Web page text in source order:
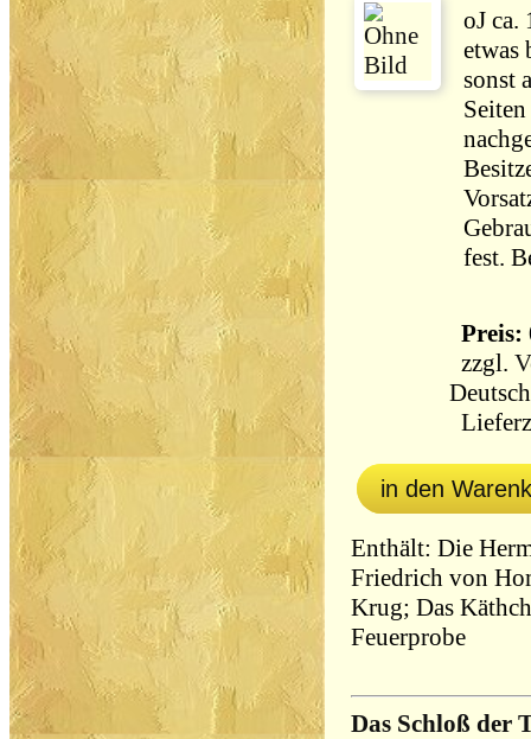
oJ ca.
etwas
sonst
fest.
Preis:
zzgl.
in den
Enthält: Die
Friedrich von
Krug; Das
Feuerprobe
Das Schloß der